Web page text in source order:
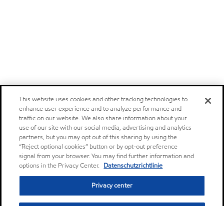
This website uses cookies and other tracking technologies to
enhance user experience and to analyze performance and
traffic on our website. We also share information about your
use of our site with our social media, advertising and analytics
partners, but you may opt out of this sharing by using the
“Reject optional cookies” button or by opt-out preference
signal from your browser. You may find further information and
options in the Privacy Center. Datenschutzrichtlinie
Privacy center